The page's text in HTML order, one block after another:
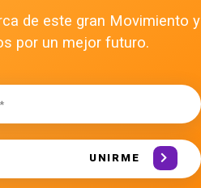
de este gran Movimiento y
por un mejor futuro.
UNIRME